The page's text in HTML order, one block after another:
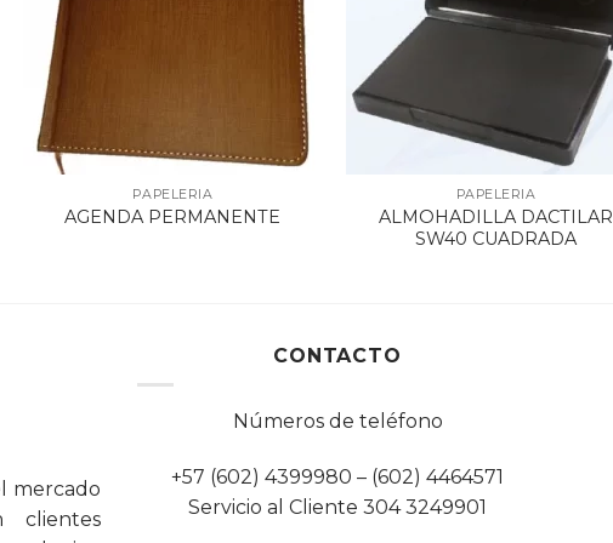
PAPELERIA
AGENDA PERMANENTE
PAPELERIA
ALMOHADILLA DACTILAR
SW40 CUADRADA
mercado
CONTACTO
Números de teléfono
+57 (602) 4399980 – (602) 4464571
Servicio al Cliente 304 3249901